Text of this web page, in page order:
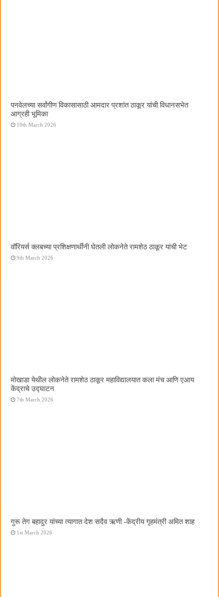
पनवेलच्या सर्वांगीण विकासासाठी आमदार प्रशांत ठाकूर यांची विधानसभेत
आग्रही भूमिका
10th March 2026
वॉरियर्स क्लबच्या प्रशिक्षणार्थींनी घेतली लोकनेते रामशेठ ठाकूर यांची भेट
9th March 2026
मोखाडा येथील लोकनेते रामशेठ ठाकूर महाविद्यालयात कला मंच आणि एआय
केंद्राचे उद्घाटन
7th March 2026
गुरू तेग बहादुर यांच्या त्यागात देश सदैव ऋणी -केंद्रीय गृहमंत्री अमित शाह
1st March 2026